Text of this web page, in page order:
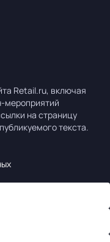
Retail.ru, включая
мероприятий
на страницу
текста.